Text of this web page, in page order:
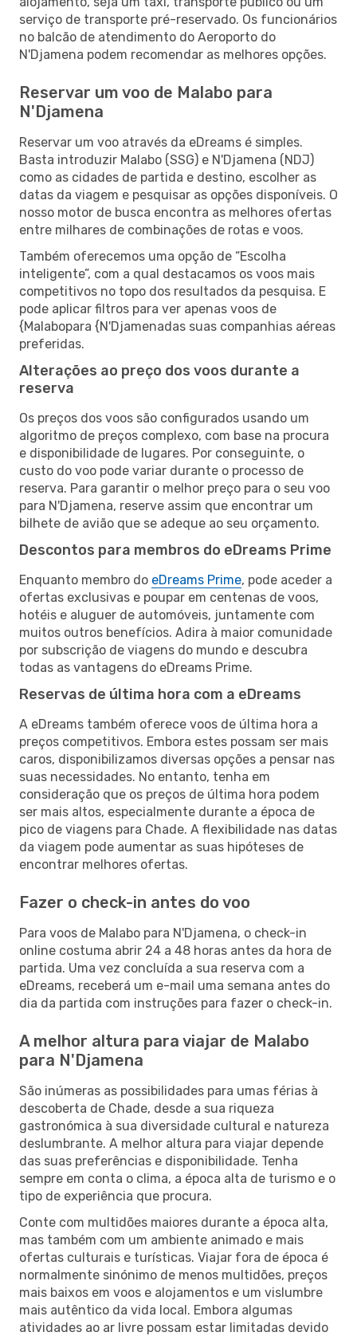
serviço de transporte pré-reservado. Os funcionários
no balcão de atendimento do Aeroporto do
N'Djamena podem recomendar as melhores opções.
Reservar um voo de Malabo para
N'Djamena
Reservar um voo através da eDreams é simples.
Basta introduzir Malabo (SSG) e N'Djamena (NDJ)
como as cidades de partida e destino, escolher as
datas da viagem e pesquisar as opções disponíveis. O
nosso motor de busca encontra as melhores ofertas
entre milhares de combinações de rotas e voos.
Também oferecemos uma opção de “Escolha
inteligente”, com a qual destacamos os voos mais
competitivos no topo dos resultados da pesquisa. E
pode aplicar filtros para ver apenas voos de
{Malabopara {N'Djamenadas suas companhias aéreas
preferidas.
Alterações ao preço dos voos durante a
reserva
Os preços dos voos são configurados usando um
algoritmo de preços complexo, com base na procura
e disponibilidade de lugares. Por conseguinte, o
custo do voo pode variar durante o processo de
reserva. Para garantir o melhor preço para o seu voo
para N'Djamena, reserve assim que encontrar um
bilhete de avião que se adeque ao seu orçamento.
Descontos para membros do eDreams Prime
Enquanto membro do eDreams Prime, pode aceder a
ofertas exclusivas e poupar em centenas de voos,
hotéis e aluguer de automóveis, juntamente com
muitos outros benefícios. Adira à maior comunidade
por subscrição de viagens do mundo e descubra
todas as vantagens do eDreams Prime.
Reservas de última hora com a eDreams
A eDreams também oferece voos de última hora a
preços competitivos. Embora estes possam ser mais
caros, disponibilizamos diversas opções a pensar nas
suas necessidades. No entanto, tenha em
consideração que os preços de última hora podem
ser mais altos, especialmente durante a época de
pico de viagens para Chade. A flexibilidade nas datas
da viagem pode aumentar as suas hipóteses de
encontrar melhores ofertas.
Fazer o check-in antes do voo
Para voos de Malabo para N'Djamena, o check-in
online costuma abrir 24 a 48 horas antes da hora de
partida. Uma vez concluída a sua reserva com a
eDreams, receberá um e-mail uma semana antes do
dia da partida com instruções para fazer o check-in.
A melhor altura para viajar de Malabo
para N'Djamena
São inúmeras as possibilidades para umas férias à
descoberta de Chade, desde a sua riqueza
gastronómica à sua diversidade cultural e natureza
deslumbrante. A melhor altura para viajar depende
das suas preferências e disponibilidade. Tenha
sempre em conta o clima, a época alta de turismo e o
tipo de experiência que procura.
Conte com multidões maiores durante a época alta,
mas também com um ambiente animado e mais
ofertas culturais e turísticas. Viajar fora de época é
normalmente sinónimo de menos multidões, preços
mais baixos em voos e alojamentos e um vislumbre
mais autêntico da vida local. Embora algumas
atividades ao ar livre possam estar limitadas devido